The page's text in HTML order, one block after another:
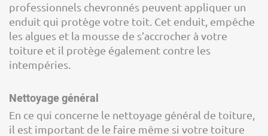
professionnels chevronnés peuvent appliquer un
enduit qui protège votre toit. Cet enduit, empêche
les algues et la mousse de s’accrocher à votre
toiture et il protège également contre les
intempéries.
Nettoyage général
En ce qui concerne le nettoyage général de toiture,
il est important de le faire même si votre toiture